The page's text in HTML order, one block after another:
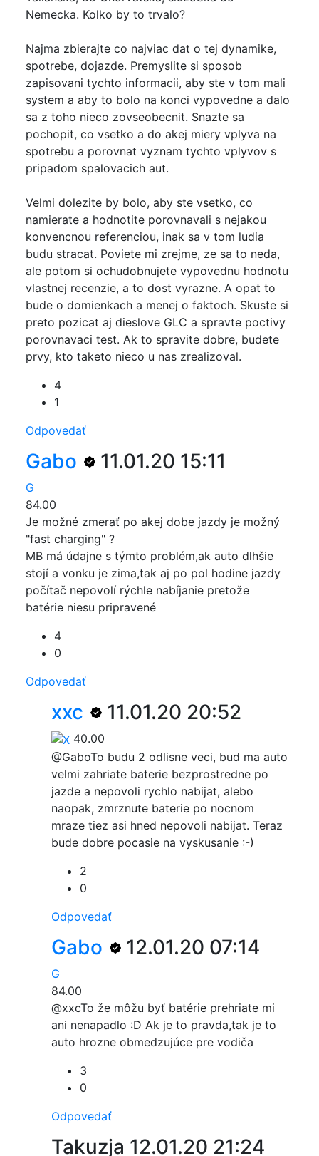
Nemecka. Kolko by to trvalo?
Najma zbierajte co najviac dat o tej dynamike,
spotrebe, dojazde. Premyslite si sposob
zapisovani tychto informacii, aby ste v tom mali
system a aby to bolo na konci vypovedne a dalo
sa z toho nieco zovseobecnit. Snazte sa
pochopit, co vsetko a do akej miery vplyva na
spotrebu a porovnat vyznam tychto vplyvov s
pripadom spalovacich aut.
Velmi dolezite by bolo, aby ste vsetko, co
namierate a hodnotite porovnavali s nejakou
konvencnou referenciou, inak sa v tom ludia
budu stracat. Poviete mi zrejme, ze sa to neda,
ale potom si ochudobnujete vypovednu hodnotu
vlastnej recenzie, a to dost vyrazne. A opat to
bude o domienkach a menej o faktoch. Skuste si
preto pozicat aj dieslove GLC a spravte poctivy
porovnavaci test. Ak to spravite dobre, budete
prvy, kto taketo nieco u nas zrealizoval.
4
1
Odpovedať
Gabo 11.01.20 15:11
G
84.00
Je možné zmerať po akej dobe jazdy je možný
"fast charging" ?
MB má údajne s týmto problém,ak auto dlhšie
stojí a vonku je zima,tak aj po pol hodine jazdy
počítač nepovolí rýchle nabíjanie pretože
batérie niesu pripravené
4
0
Odpovedať
xxc 11.01.20 20:52
40.00
@GaboTo budu 2 odlisne veci, bud ma auto
velmi zahriate baterie bezprostredne po
jazde a nepovoli rychlo nabijat, alebo
naopak, zmrznute baterie po nocnom
mraze tiez asi hned nepovoli nabijat. Teraz
bude dobre pocasie na vyskusanie :-)
2
0
Odpovedať
Gabo 12.01.20 07:14
G
84.00
@xxcTo že môžu byť batérie prehriate mi
ani nenapadlo :D Ak je to pravda,tak je to
auto hrozne obmedzujúce pre vodiča
3
0
Odpovedať
Takuzja 12.01.20 21:24